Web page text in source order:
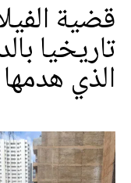
قضية
تاريخيا
الذي